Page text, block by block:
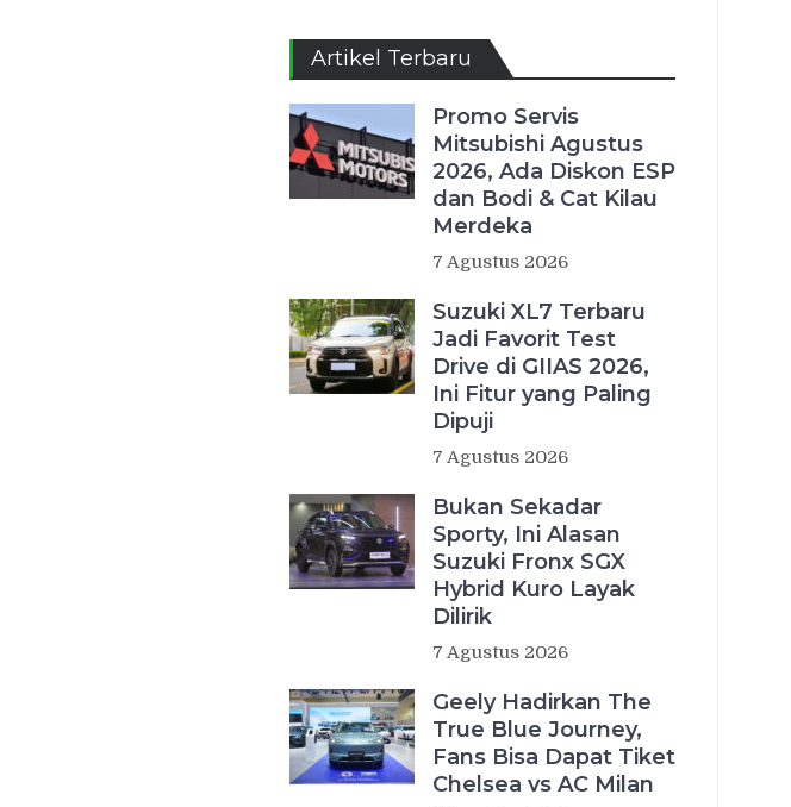
Artikel Terbaru
Promo Servis
Mitsubishi Agustus
2026, Ada Diskon ESP
dan Bodi & Cat Kilau
Merdeka
7 Agustus 2026
Suzuki XL7 Terbaru
Jadi Favorit Test
Drive di GIIAS 2026,
Ini Fitur yang Paling
Dipuji
7 Agustus 2026
Bukan Sekadar
Sporty, Ini Alasan
Suzuki Fronx SGX
Hybrid Kuro Layak
Dilirik
7 Agustus 2026
Geely Hadirkan The
True Blue Journey,
Fans Bisa Dapat Tiket
Chelsea vs AC Milan